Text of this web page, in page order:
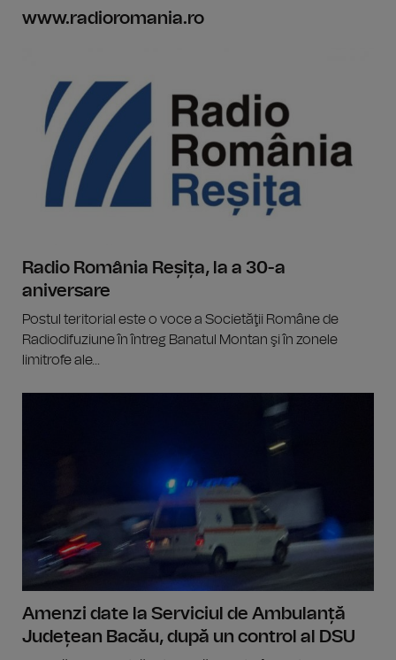
www.radioromania.ro
Radio România Reșița, la a 30-a
aniversare
Postul teritorial este o voce a Societăţii Române de
Radiodifuziune în întreg Banatul Montan şi în zonele
limitrofe ale...
Amenzi date la Serviciul de Ambulanță
Județean Bacău, după un control al DSU